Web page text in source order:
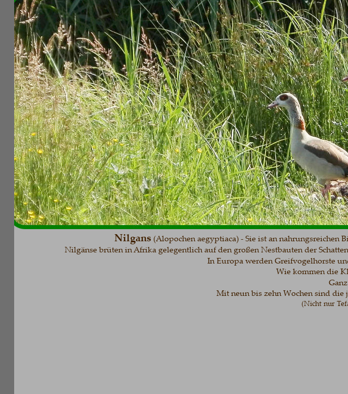
Nilgans(Alopochen aegyptiaca) - Sie ist an nahrungsreichen
Nilgänse brüten in Afrika gelegentlich auf den großen Nestbauten der
In Europa werden Greifvogelhorste und
Wie kommen die
Ganz
Mit neun bis zehn Wochen sind die
(Nicht nur Tefal